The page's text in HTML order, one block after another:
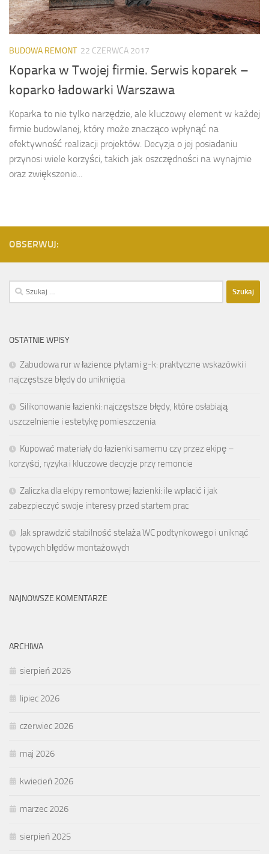
BUDOWA REMONT 22 CZERWCA 2017
Koparka w Twojej firmie. Serwis koparek –
koparko ładowarki Warszawa
Koparka to nie tylko narzędzie, ale kluczowy element w każdej
firmie budowlanej, który może znacząco wpłynąć na
efektywność realizacji projektów. Decyzja o jej posiadaniu
przynosi wiele korzyści, takich jak oszczędności na wynajmie
oraz zwiększenie...
OBSERWUJ:
Szukaj:
OSTATNIE WPISY
Zabudowa rur w łazience płytami g-k: praktyczne wskazówki i
najczęstsze błędy do uniknięcia
Silikonowanie łazienki: najczęstsze błędy, które osłabiają
uszczelnienie i estetykę pomieszczenia
Kupować materiały do łazienki samemu czy przez ekipę –
korzyści, ryzyka i kluczowe decyzje przy remoncie
Zaliczka dla ekipy remontowej łazienki: ile wpłacić i jak
zabezpieczyć swoje interesy przed startem prac
Jak sprawdzić stabilność stelaża WC podtynkowego i uniknąć
typowych błędów montażowych
NAJNOWSZE KOMENTARZE
ARCHIWA
sierpień 2026
lipiec 2026
czerwiec 2026
maj 2026
kwiecień 2026
marzec 2026
sierpień 2025